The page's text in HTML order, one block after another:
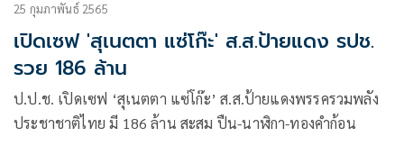
25 กุมภาพันธ์ 2565
เปิดเซฟ 'สุเนตตา แซ่โก๊ะ' ส.ส.ป้ายแดง รปช.
รวย 186 ล้าน
ป.ป.ช. เปิดเซฟ ‘สุเนตตา แซ่โก๊ะ’ ส.ส.ป้ายแดงพรรครวมพลัง
ประชาชาติไทย มี 186 ล้าน สะสม ปืน-นาฬิกา-ทองคำก้อน